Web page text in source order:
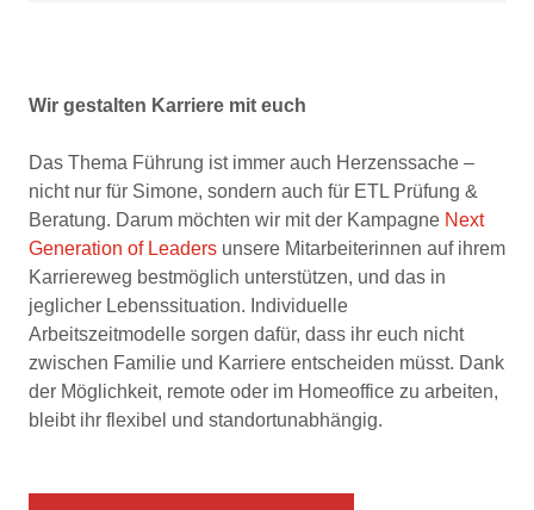
Wir gestalten Karriere mit euch
Das Thema Führung ist immer auch Herzenssache –
nicht nur für Simone, sondern auch für ETL Prüfung &
Beratung. Darum möchten wir mit der Kampagne Next
Generation of Leaders unsere Mitarbeiterinnen auf ihrem
Karriereweg bestmöglich unterstützen, und das in
jeglicher Lebenssituation. Individuelle
Arbeitszeitmodelle sorgen dafür, dass ihr euch nicht
zwischen Familie und Karriere entscheiden müsst. Dank
der Möglichkeit, remote oder im Homeoffice zu arbeiten,
bleibt ihr flexibel und standortunabhängig.